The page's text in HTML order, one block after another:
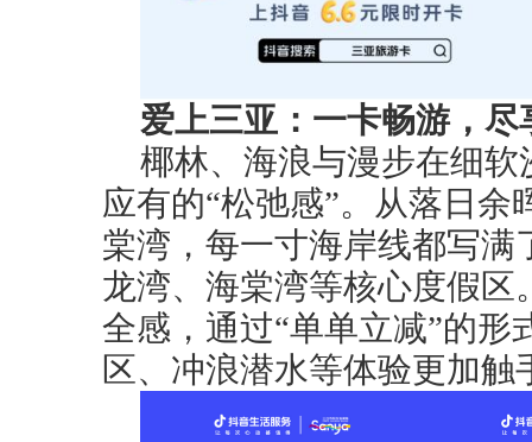
爱上三亚：一卡畅游，尽
椰林、海浪与漫步在细
应有的“松弛感”。从落日
棠湾，每一寸海岸线都写
龙湾、海棠湾等核心度假
全感，通过“单单立减”的
区、冲浪潜水等体验更加触